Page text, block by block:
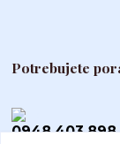
Potrebujete
0948 403 898